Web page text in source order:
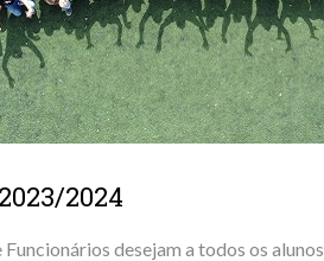
2024
desejam a todos os